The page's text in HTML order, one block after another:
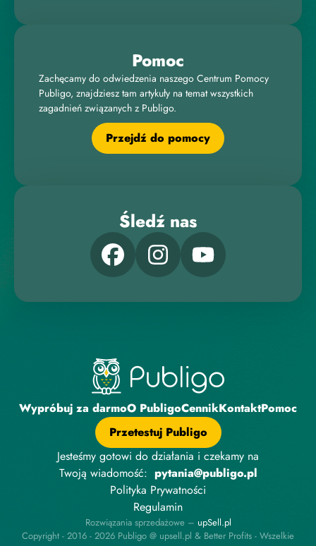
Pomoc
Zachęcamy do odwiedzenia naszego Centrum Pomocy
Publigo, znajdziesz tam artykuły na temat wszystkich
zagadnień związanych z Publigo.
Przejdź do pomocy
Śledź nas
Wypróbuj za darmoO PubligoCennikKontaktPomoc
Przetestuj Publigo
Jesteśmy gotowi do działania i czekamy na
Twoją wiadomość: pytania@publigo.pl
Polityka Prywatności
Regulamin
Rozwiązania sprzedażowe – upSell.pl
Copyright - 2016 - 2026 Publigo @ upsell.pl & Better Profits - Wszelkie